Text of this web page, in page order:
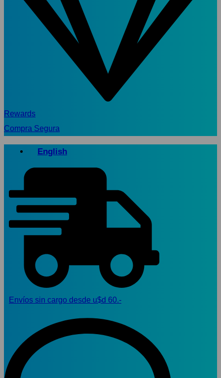
Rewards
Compra Segura
English
Envíos sin cargo desde u$d 60.-